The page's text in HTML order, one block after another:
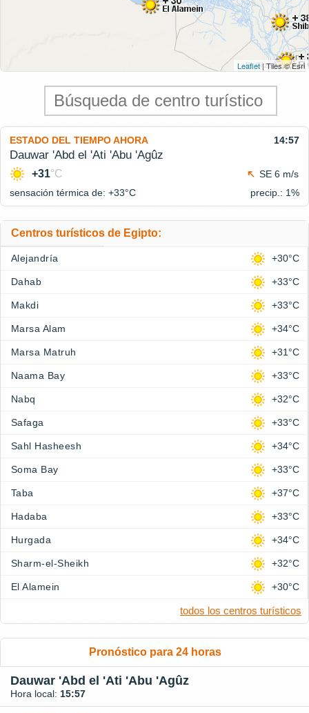
Leaflet| Tiles © Esri
ESTADO DEL TIEMPO AHORA 14:57
Dauwar 'Abd el 'Ati 'Abu 'Agûz
+31°C
SE 6 m/s
sensación térmica de: +33°C precip.: 1%
Centros turísticos de Egipto:
Alejandría +30°C
Dahab +33°C
Makdi +33°C
Marsa Alam +34°C
Marsa Matruh +31°C
Naama Bay +33°C
Nabq +32°C
Safaga +33°C
Sahl Hasheesh +34°C
Soma Bay +33°C
Taba +37°C
Hadaba +33°C
Hurgada +34°C
Sharm-el-Sheikh +32°C
El Alamein +30°C
todos los centros turísticos
Pronóstico para 24 horas
Dauwar 'Abd el 'Ati 'Abu 'Agûz
Hora local: 15:57